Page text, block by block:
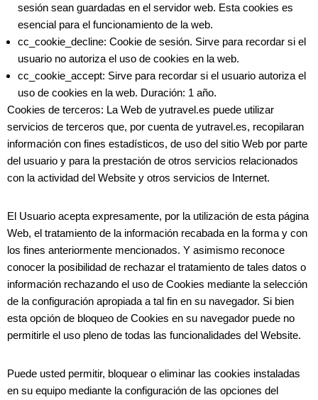
sesión sean guardadas en el servidor web. Esta cookies es
esencial para el funcionamiento de la web.
cc_cookie_decline: Cookie de sesión. Sirve para recordar si el
usuario no autoriza el uso de cookies en la web.
cc_cookie_accept: Sirve para recordar si el usuario autoriza el
uso de cookies en la web. Duración: 1 año.
Cookies de terceros: La Web de yutravel.es puede utilizar
servicios de terceros que, por cuenta de yutravel.es, recopilaran
información con fines estadísticos, de uso del sitio Web por parte
del usuario y para la prestación de otros servicios relacionados
con la actividad del Website y otros servicios de Internet.
El Usuario acepta expresamente, por la utilización de esta página
Web, el tratamiento de la información recabada en la forma y con
los fines anteriormente mencionados. Y asimismo reconoce
conocer la posibilidad de rechazar el tratamiento de tales datos o
información rechazando el uso de Cookies mediante la selección
de la configuración apropiada a tal fin en su navegador. Si bien
esta opción de bloqueo de Cookies en su navegador puede no
permitirle el uso pleno de todas las funcionalidades del Website.
Puede usted permitir, bloquear o eliminar las cookies instaladas
en su equipo mediante la configuración de las opciones del